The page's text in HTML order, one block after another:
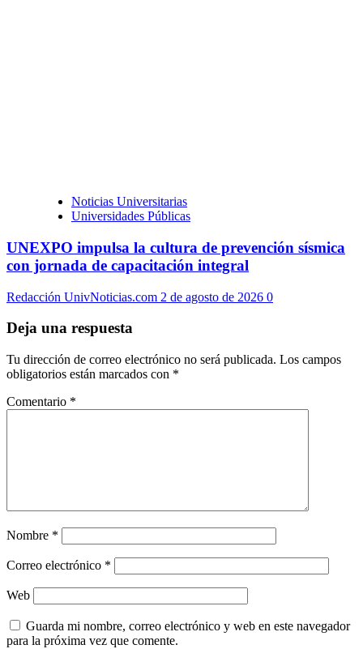
Noticias Universitarias
Universidades Públicas
UNEXPO impulsa la cultura de prevención sísmica
con jornada de capacitación integral
Redacción UnivNoticias.com 2 de agosto de 2026 0
Deja una respuesta
Tu dirección de correo electrónico no será publicada. Los campos
obligatorios están marcados con *
Comentario *
Nombre *
Correo electrónico *
Web
Guarda mi nombre, correo electrónico y web en este navegador
para la próxima vez que comente.